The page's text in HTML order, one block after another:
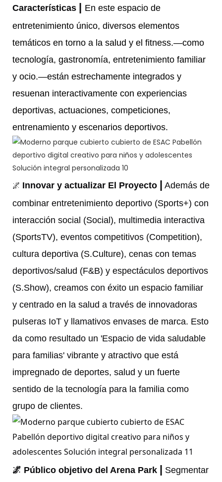
Características | En este espacio de
entretenimiento único, diversos elementos
temáticos en torno a la salud y el fitness.—como
tecnología, gastronomía, entretenimiento familiar
y ocio.—están estrechamente integrados y
resuenan interactivamente con experiencias
deportivas, actuaciones, competiciones,
entrenamiento y escenarios deportivos.
🌌 Innovar y actualizar El Proyecto | Además de
combinar entretenimiento deportivo (Sports+) con
interacción social (Social), multimedia interactiva
(SportsTV), eventos competitivos (Competition),
cultura deportiva (S.Culture), cenas con temas
deportivos/salud (F&B) y espectáculos deportivos
(S.Show), creamos con éxito un espacio familiar
y centrado en la salud a través de innovadoras
pulseras IoT y llamativos envases de marca. Esto
da como resultado un 'Espacio de vida saludable
para familias' vibrante y atractivo que está
impregnado de deportes, salud y un fuerte
sentido de la tecnología para la familia como
grupo de clientes.
🌌 Público objetivo del Arena Park | Segmentar